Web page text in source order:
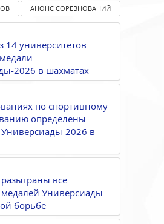
АНОНС СОРЕВНОВАНИЙ
14 университетов
2026 в шахматах
по спортивному
определены
2026 в
все
Универсиады
борьбе